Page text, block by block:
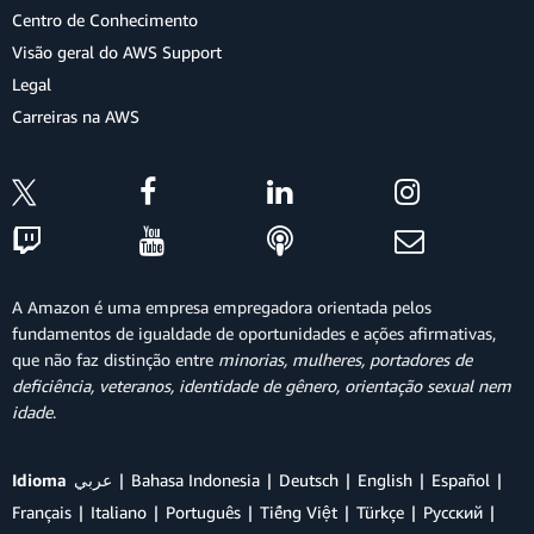
Centro de Conhecimento
Visão geral do AWS Support
Legal
Carreiras na AWS
A Amazon é uma empresa empregadora orientada pelos
fundamentos de igualdade de oportunidades e ações afirmativas,
que não faz distinção entre minorias, mulheres, portadores de
deficiência, veteranos, identidade de gênero, orientação sexual nem
idade.
Idioma عربي Bahasa Indonesia Deutsch English
Español
Français
Italiano Português Tiếng Việt Türkçe
Ρусский